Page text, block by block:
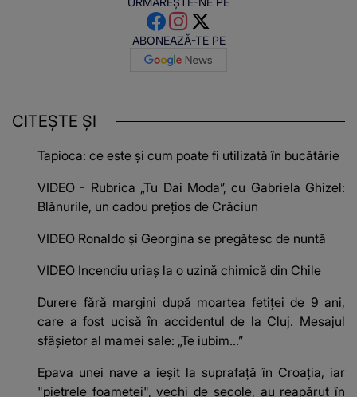
ABONEAZĂ-TE PE
CITEȘTE ȘI
Tapioca: ce este și cum poate fi utilizată în bucătărie
VIDEO - Rubrica „Tu Dai Moda”, cu Gabriela Ghizel:
Blănurile, un cadou prețios de Crăciun
VIDEO Ronaldo și Georgina se pregătesc de nuntă
VIDEO Incendiu uriaș la o uzină chimică din Chile
Durere fără margini după moartea fetiței de 9 ani,
care a fost ucisă în accidentul de la Cluj. Mesajul
sfâșietor al mamei sale: „Te iubim…”
Epava unei nave a ieșit la suprafață în Croația, iar
"pietrele foametei", vechi de secole, au reapărut în